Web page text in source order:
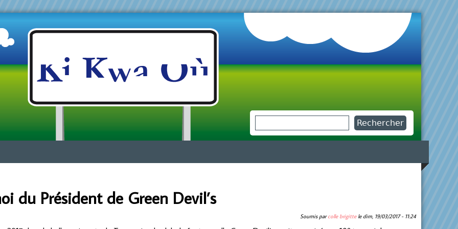
Formulaire de recherche
du Président de Green Devil’s
Soumis parcolle brigittele dim, 19/03/2017 - 11:24